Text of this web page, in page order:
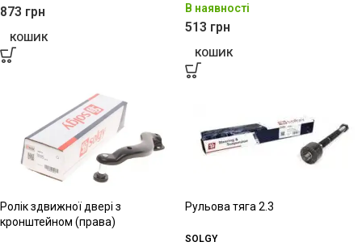
873 грн
КОШИК
В наявності
513 грн
КОШИК
Ролік здвижної двері з
кронштейном (права)
Рульова тяга 2.3
SOLGY